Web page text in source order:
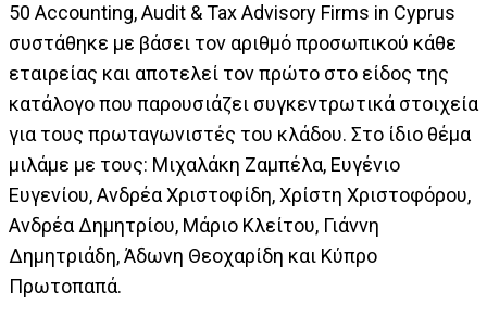
50 Accounting, Audit & Tax Advisory Firms in Cyprus
συστάθηκε με βάσει τον αριθμό προσωπικού κάθε
εταιρείας και αποτελεί τον πρώτο στο είδος της
κατάλογο που παρουσιάζει συγκεντρωτικά στοιχεία
για τους πρωταγωνιστές του κλάδου. Στο ίδιο θέμα
μιλάμε με τους: Μιχαλάκη Ζαμπέλα, Ευγένιο
Ευγενίου, Ανδρέα Χριστοφίδη, Χρίστη Χριστοφόρου,
Ανδρέα Δημητρίου, Μάριο Κλείτου, Γιάννη
Δημητριάδη, Άδωνη Θεοχαρίδη και Κύπρο
Πρωτοπαπά.